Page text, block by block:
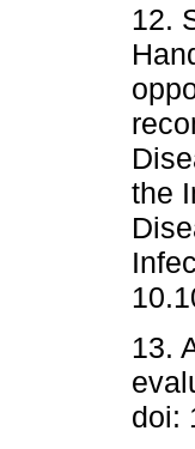
12.
the
13.
doi: